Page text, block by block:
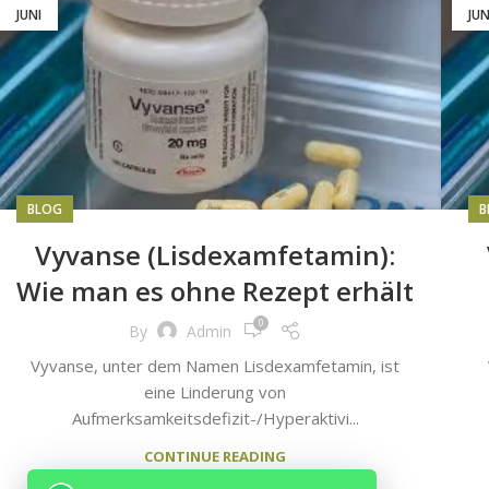
JUNI
BLOG
Vyvanse (Lisdexamfetamin):
Wie man es ohne Rezept erhält
By Admin 0
Vyvanse, unter dem Namen Lisdexamfetamin, ist
eine Linderung von
Aufmerksamkeitsdefizit-/Hyperaktivi...
CONTINUE READING